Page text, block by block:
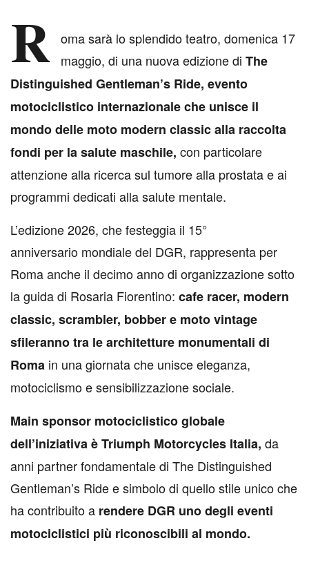
R oma sarà lo splendido teatro, domenica 17
maggio, di una nuova edizione di The
Distinguished Gentleman’s Ride, evento
motociclistico internazionale che unisce il
mondo delle moto modern classic alla raccolta
fondi per la salute maschile, con particolare
attenzione alla ricerca sul tumore alla prostata e ai
programmi dedicati alla salute mentale.
L’edizione 2026, che festeggia il 15°
anniversario mondiale del DGR, rappresenta per
Roma anche il decimo anno di organizzazione sotto
la guida di Rosaria Fiorentino: cafe racer, modern
classic, scrambler, bobber e moto vintage
sfileranno tra le architetture monumentali di
Roma in una giornata che unisce eleganza,
motociclismo e sensibilizzazione sociale.
Main sponsor motociclistico globale
dell’iniziativa è Triumph Motorcycles Italia, da
anni partner fondamentale di The Distinguished
Gentleman’s Ride e simbolo di quello stile unico che
ha contribuito a rendere DGR uno degli eventi
motociclistici più riconoscibili al mondo.